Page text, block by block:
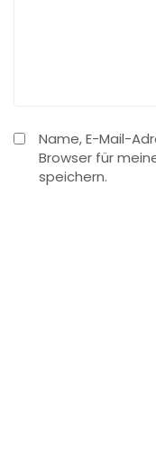
Name, E-Mail-
Browser für
speichern.